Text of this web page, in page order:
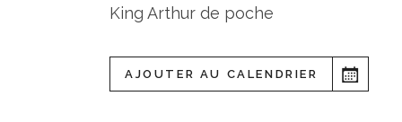
King Arthur de poche
AJOUTER AU CALENDRIER